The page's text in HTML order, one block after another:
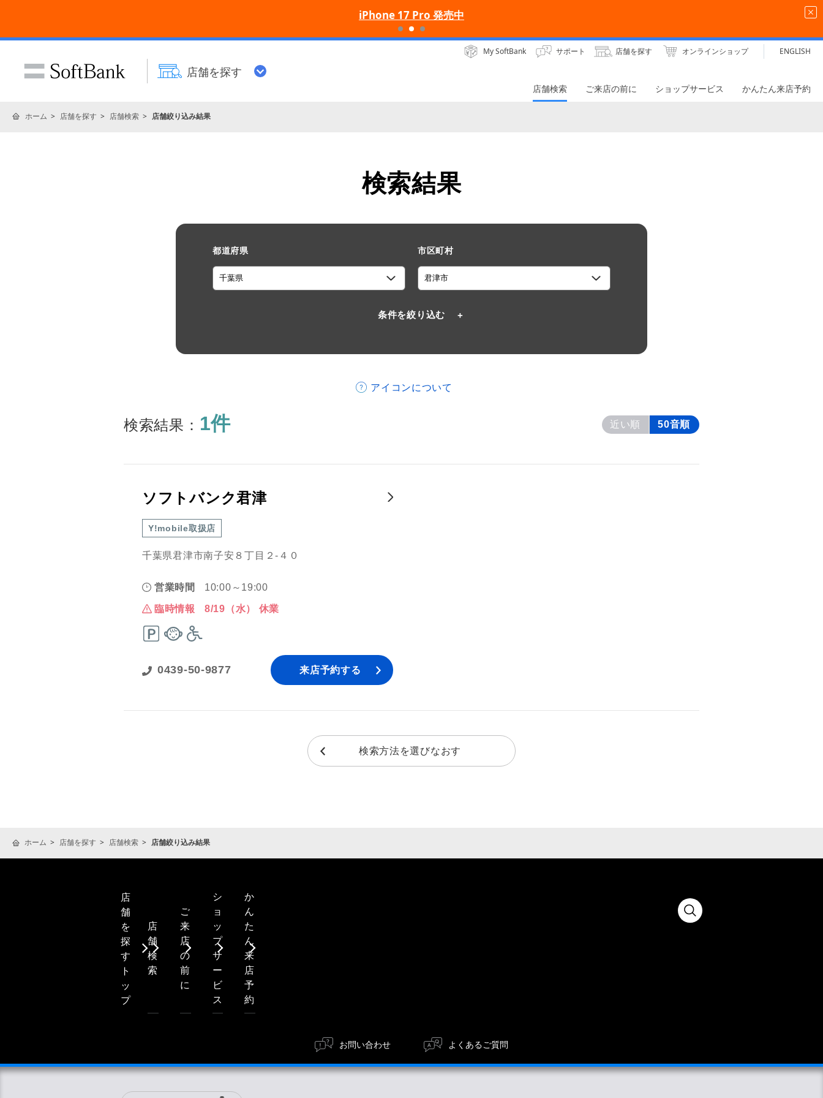
iPhone 17 Pro 発売中
店舗を探す
My SoftBank サポート 店舗を探す オンラインショップ ENGLISH
店舗検索 ご来店の前に ショップサービス かんたん来店予約
ホーム 店舗を探す 店舗検索 店舗絞り込み結果
検索結果
都道府県 市区町村
条件を絞り込む
アイコンについて
検索結果： 1件 近い順 50音順
ソフトバンク君津
Y!mobile取扱店
千葉県君津市南子安８丁目２‐４０
営業時間 10:00～19:00
臨時情報 8/19（水） 休業
0439-50-9877 来店予約する
検索方法を選びなおす
ホーム 店舗を探す 店舗検索 店舗絞り込み結果
店
舗
を
探
す
ト
ッ
プ
店
舗
検
索
ご
来
店
の
前
に
シ
ョ
ッ
プ
サ
ー
ビ
ス
か
ん
た
ん
来
店
予
約
お問い合わせ よくあるご質問